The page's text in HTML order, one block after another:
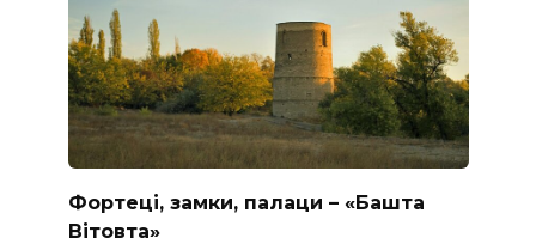
Фортеці, замки, палаци – «Башта
Вітовта»